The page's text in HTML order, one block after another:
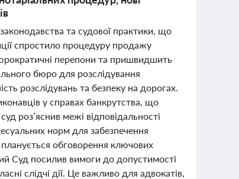
та судової практики, що
спростило процедуру продажу
перепони та пришвидшить
бюро для розслідування
розслідувань та безпеку на дорогах.
у справах банкрутства, що
роз’яснив межі відповідальності
норм для забезпечення
планується обговорення ключових
Суд посилив вимоги до допустимості
слідчі дії. Це важливо для адвокатів,